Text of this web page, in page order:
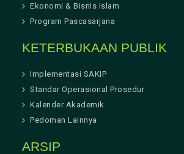
Ekonomi & Bisnis Islam
Program Pascasarjana
KETERBUKAAN PUBLIK
Implementasi SAKIP
Standar Operasional Prosedur
Kalender Akademik
Pedoman Lainnya
ARSIP